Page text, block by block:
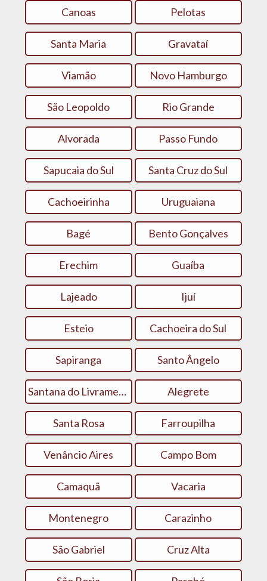
Canoas Pelotas
Santa Maria Gravataí
Viamão Novo Hamburgo
São Leopoldo Rio Grande
Alvorada Passo Fundo
Sapucaia do Sul Santa Cruz do Sul
Cachoeirinha Uruguaiana
Bagé Bento Gonçalves
Erechim Guaíba
Lajeado Ijuí
Esteio Cachoeira do Sul
Sapiranga Santo Ângelo
Santana do Livramento Alegrete
Santa Rosa Farroupilha
Venâncio Aires Campo Bom
Camaquã Vacaria
Montenegro Carazinho
São Gabriel Cruz Alta